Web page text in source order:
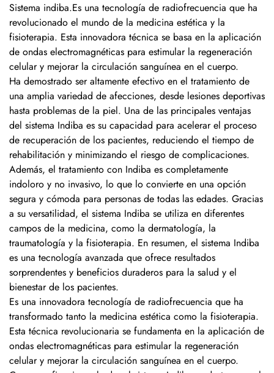
Sistema indiba.Es una tecnología de radiofrecuencia que ha
revolucionado el mundo de la medicina estética y la
fisioterapia. Esta innovadora técnica se basa en la aplicación
de ondas electromagnéticas para estimular la regeneración
celular y mejorar la circulación sanguínea en el cuerpo.
Ha demostrado ser altamente efectivo en el tratamiento de
una amplia variedad de afecciones, desde lesiones deportivas
hasta problemas de la piel. Una de las principales ventajas
del sistema Indiba es su capacidad para acelerar el proceso
de recuperación de los pacientes, reduciendo el tiempo de
rehabilitación y minimizando el riesgo de complicaciones.
Además, el tratamiento con Indiba es completamente
indoloro y no invasivo, lo que lo convierte en una opción
segura y cómoda para personas de todas las edades. Gracias
a su versatilidad, el sistema Indiba se utiliza en diferentes
campos de la medicina, como la dermatología, la
traumatología y la fisioterapia. En resumen, el sistema Indiba
es una tecnología avanzada que ofrece resultados
sorprendentes y beneficios duraderos para la salud y el
bienestar de los pacientes.
Es una innovadora tecnología de radiofrecuencia que ha
transformado tanto la medicina estética como la fisioterapia.
Esta técnica revolucionaria se fundamenta en la aplicación de
ondas electromagnéticas para estimular la regeneración
celular y mejorar la circulación sanguínea en el cuerpo.